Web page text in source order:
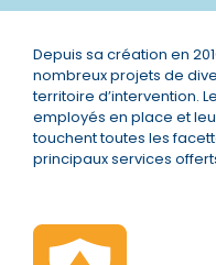
Depuis sa création en
nombreux projets de
territoire d’intervention.
employés en place et
touchent toutes les
principaux services